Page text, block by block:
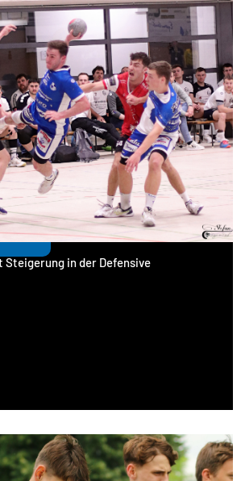
Steigerung in der Defensive